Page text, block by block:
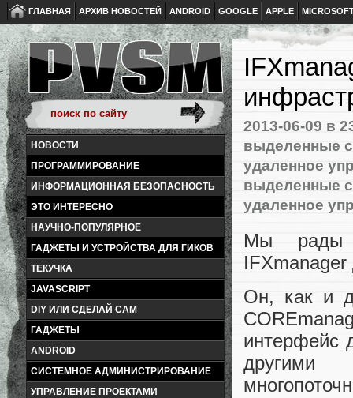
ГЛАВНАЯ АРХИВ НОВОСТЕЙ ANDROID GOOGLE APPLE
НОВОСТИ
ПРОГРАММИРОВАНИЕ
ИНФОРМАЦИОННАЯ БЕЗОПАСНОСТЬ
ЭТО ИНТЕРЕСНО
НАУЧНО-ПОПУЛЯРНОЕ
ГАДЖЕТЫ И УСТРОЙСТВА ДЛЯ ГИКОВ
ТЕКУЧКА
JAVASCRIPT
DIY ИЛИ СДЕЛАЙ САМ
ГАДЖЕТЫ
ANDROID
СИСТЕМНОЕ АДМИНИСТРИРОВАНИЕ
УПРАВЛЕНИЕ ПРОЕКТАМИ
2013-06-09 в
выделенные
удаленное
выделенные
удаленное
Мы рады
IFXmanager
Он, как и
интерфейс